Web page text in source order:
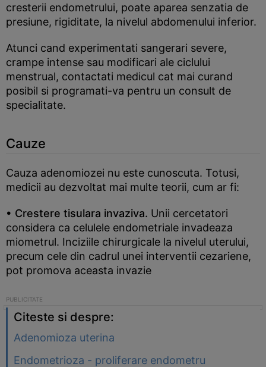
cresterii endometrului, poate aparea senzatia de
presiune, rigiditate, la nivelul abdomenului inferior.
Atunci cand experimentati sangerari severe,
crampe intense sau modificari ale ciclului
menstrual, contactati medicul cat mai curand
posibil si programati-va pentru un consult de
specialitate.
Cauze
Cauza adenomiozei nu este cunoscuta. Totusi,
medicii au dezvoltat mai multe teorii, cum ar fi:
• Crestere tisulara invaziva. Unii cercetatori
considera ca celulele endometriale invadeaza
miometrul. Inciziile chirurgicale la nivelul uterului,
precum cele din cadrul unei interventii cezariene,
pot promova aceasta invazie
Citeste si despre:
Adenomioza uterina
Endometrioza - proliferare endometru